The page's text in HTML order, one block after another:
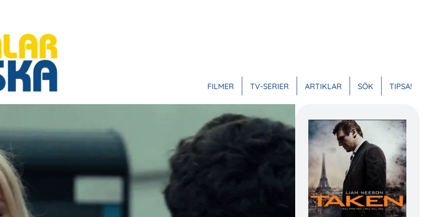
HUVUDMENY
FILMER TV-SERIER ARTIKLAR SÖK TIPSA!